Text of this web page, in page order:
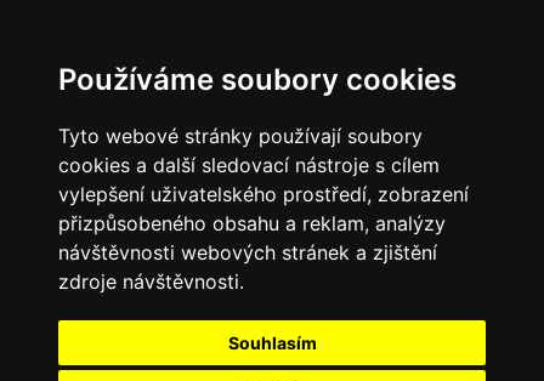
Používáme soubory cookies
Tyto webové stránky používají soubory
cookies a další sledovací nástroje s cílem
vylepšení uživatelského prostředí, zobrazení
přizpůsobeného obsahu a reklam, analýzy
návštěvnosti webových stránek a zjištění
zdroje návštěvnosti.
Souhlasím